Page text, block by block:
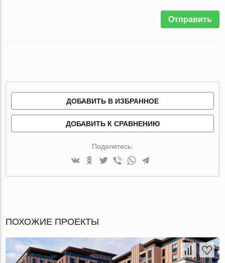
Отправить
ДОБАВИТЬ В ИЗБРАННОЕ
ДОБАВИТЬ К СРАВНЕНИЮ
Поделитесь:
ПОХОЖИЕ ПРОЕКТЫ